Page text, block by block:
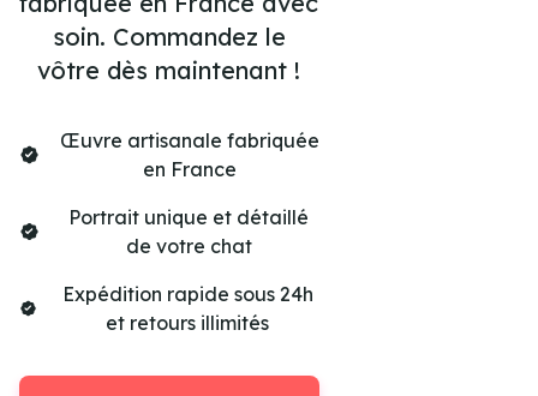
soin. Commandez le
vôtre dès maintenant !
Œuvre artisanale fabriquée
en France
Portrait unique et détaillé
de votre chat
Expédition rapide sous 24h
et retours illimités